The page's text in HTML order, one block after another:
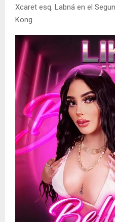
Xcaret esq. Labná en el
Kong